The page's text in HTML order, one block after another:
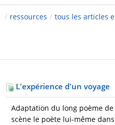
/ ressources / tous les articles
L'expérience d'un voyage
Adaptation du long poème de
scène le poète lui-même